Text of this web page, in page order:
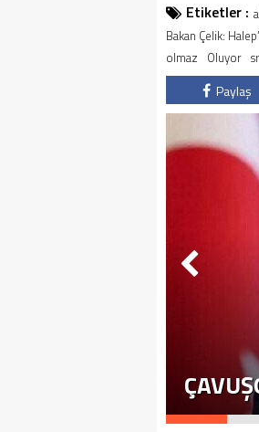
Etiketler :
Bakan Çelik:
olmaz Oluyor
Paylaş